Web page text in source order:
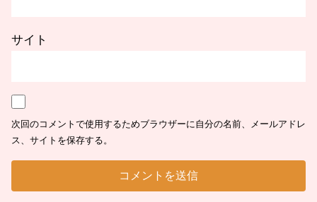
サイト
次回のコメントで使用するためブラウザーに自分の名前、メールアドレ
ス、サイトを保存する。